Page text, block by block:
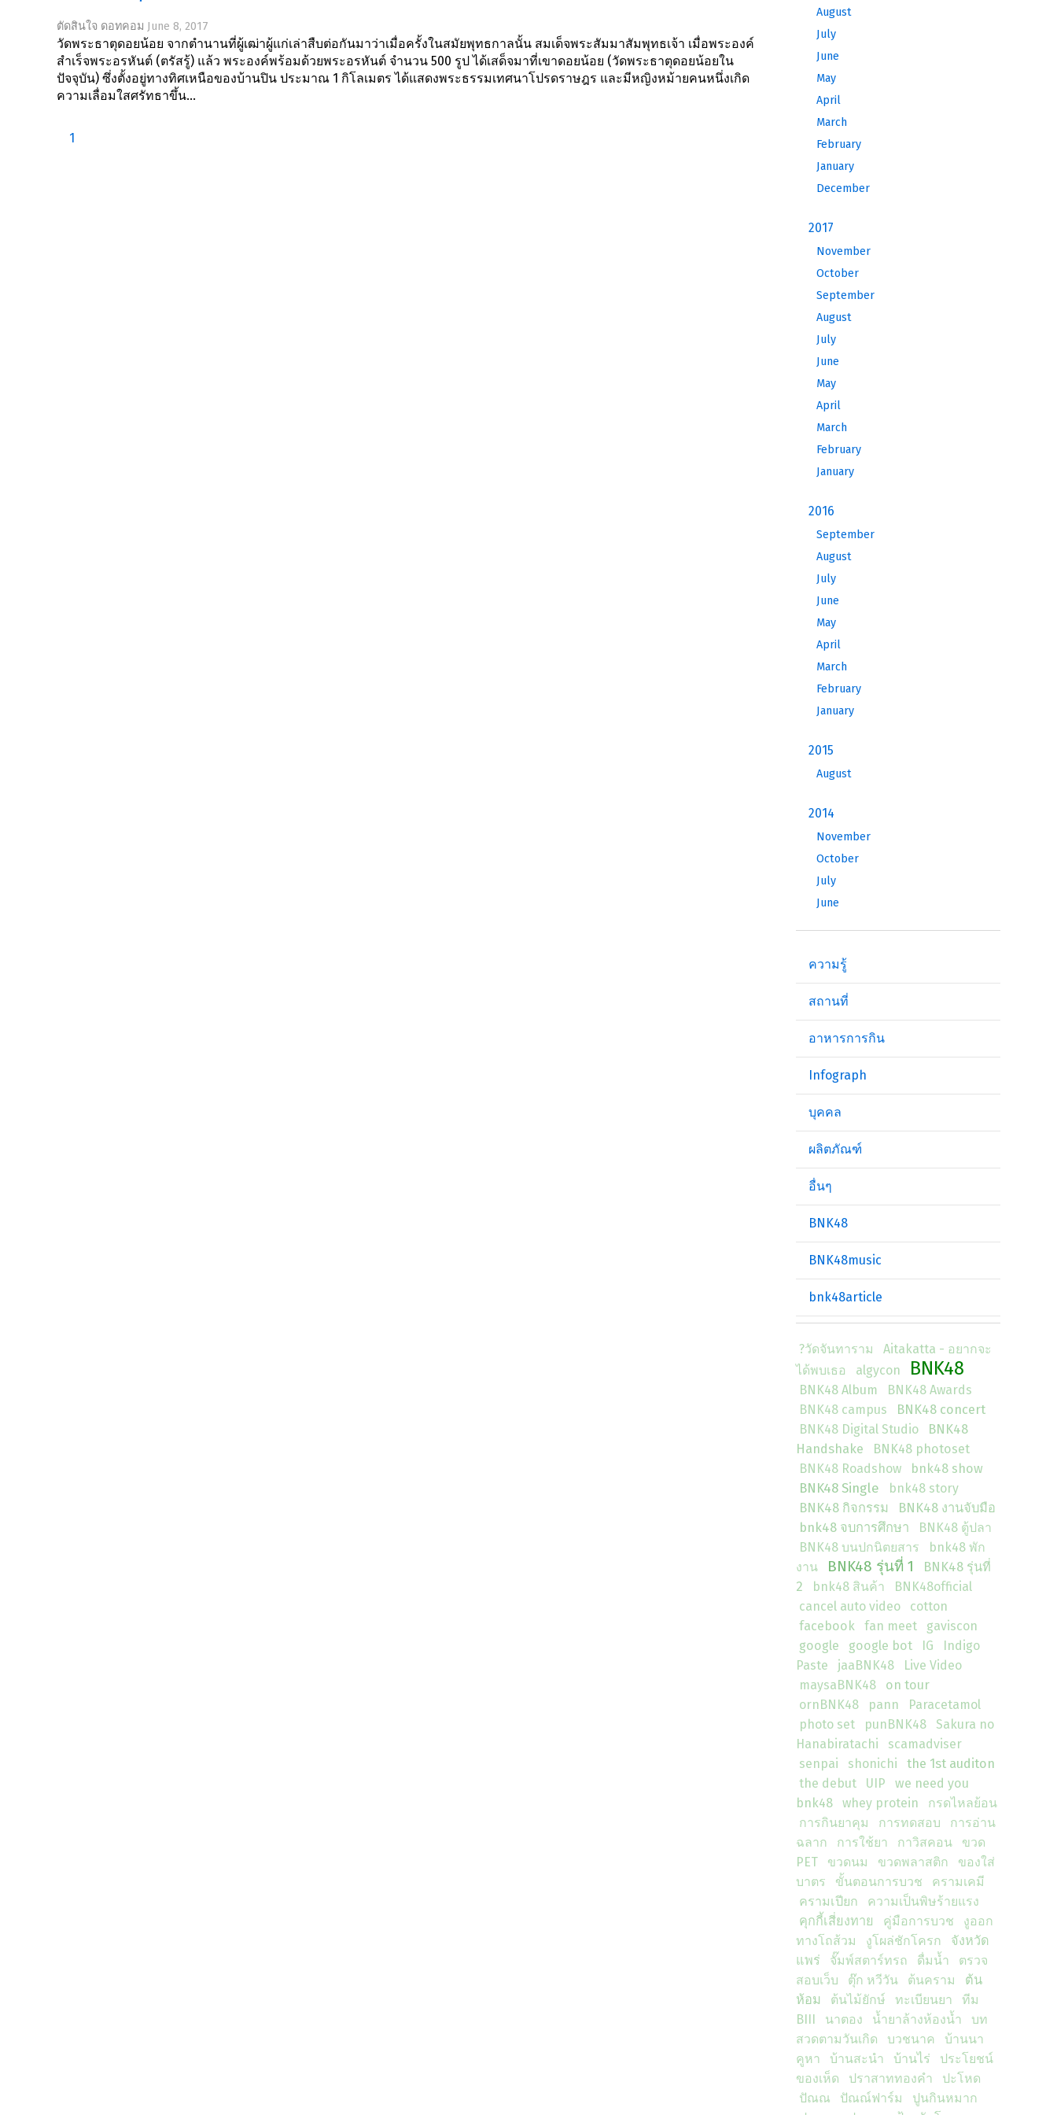
August
July
June
May
April
March
February
January
December
2017
November
October
September
August
July
June
May
April
March
February
January
2016
September
August
July
June
May
April
March
February
January
2015
August
2014
November
October
July
June
ความรู้
สถานที่
อาหารการกิน
Infograph
บุคคล
ผลิตภัณฑ์
อื่นๆ
BNK48
BNK48music
bnk48article
?วัดจันทาราม
Aitakatta - อยากจะ
ได้พบเธอ
algycon BNK48
BNK48 Album
BNK48 Awards
BNK48 campus
BNK48 concert
BNK48 Digital Studio
BNK48
Handshake
BNK48 photoset
BNK48 Roadshow
bnk48 show
BNK48 Single
bnk48 story
BNK48 กิจกรรม
BNK48 งานจับมือ
bnk48 จบการศึกษา
BNK48 ตู้ปลา
BNK48 บนปกนิตยสาร
bnk48 พัก
งาน
BNK48 รุ่นที่ 1
BNK48 รุ่นที่
2
bnk48 สินค้า
BNK48official
cancel auto video
cotton
facebook
fan meet
gaviscon
google
google bot IG
Indigo
Paste
jaaBNK48
Live Video
maysaBNK48
on tour
ornBNK48
pann
Paracetamol
photo set
punBNK48
Sakura no
Hanabiratachi
scamadviser
senpai
shonichi
the 1st auditon
the debut
UIP
we need you
bnk48
whey protein
กรดไหลย้อน
การกินยาคุม
การทดสอบ
การอ่าน
ฉลาก
การใช้ยา กาวิสคอน
ขวด
PET
ขวดนม ขวดพลาสติก
ของใส่
บาตร
ขั้นตอนการบวช
ครามเคมี
ครามเปียก
ความเป็นพิษร้ายแรง
คุกกี้เสี่ยงทาย
คู่มือการบวช
งูออก
ทางโถส้วม
งูโผล่ชักโครก
จังหวัด
แพร่
จั๊มพ์สตาร์ทรถ ดื่มน้ำ
ตรวจ
สอบเว็บ
ตุ๊ก หวีวัน ต้นคราม
ต้น
ห้อม
ต้นไม้ยักษ์ ทะเบียนยา
ทีม
BIII
นาตอง น้ำยาล้างห้องน้ำ
บท
สวดตามวันเกิด
บวชนาค
บ้านนา
คูหา
บ้านสะนำ บ้านไร่
ประโยชน์
ของเห็ด
ปราสาททองคำ
ปะโหด
ปัณณ
ปัณณ์ฟาร์ม
ปูนกินหมาก
ตัดสินใจ ดอทคอม June 8, 2017
วัดพระธาตุดอยน้อย จากตำนานที่ผู้เฒ่าผู้แก่เล่าสืบต่อกันมาว่าเมื่อครั้งในสมัยพุทธกาลนั้น สมเด็จพระสัมมาสัมพุทธเจ้า เมื่อพระองค์
สำเร็จพระอรหันต์ (ตรัสรู้) แล้ว พระองค์พร้อมด้วยพระอรหันต์ จำนวน 500 รูป ได้เสด็จมาที่เขาดอยน้อย (วัดพระธาตุดอยน้อยใน
ปัจจุบัน) ซึ่งตั้งอยู่ทางทิศเหนือของบ้านปิน ประมาณ 1 กิโลเมตร ได้แสดงพระธรรมเทศนาโปรดราษฎร และมีหญิงหม้ายคนหนึ่งเกิด
ความเลื่อมใสศรัทธาขึ้น...
1